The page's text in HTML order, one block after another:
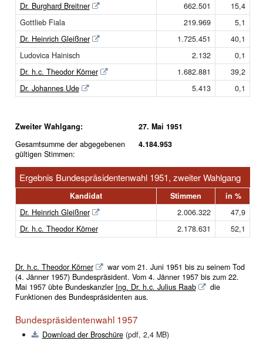
Dr. Burghard Breitner
662.501
15,4
Gottlieb Fiala
219.969
5,1
Dr. Heinrich Gleißner
1.725.451
40,1
Ludovica Hainisch
2.132
0,1
Dr. h.c. Theodor Körner
1.682.881
39,2
Dr. Johannes Ude
5.413 0,1
Zweiter Wahlgang:
Gesamtsumme der abgegebenen
gültigen Stimmen:
27. Mai 1951
4.184.953
Ergebnis Bundespräsidentenwahl 1951, zweiter Wahlgang
Kandidat Stimmen
in %
Dr. Heinrich Gleißner
2.006.322
47,9
Dr. h.c. Theodor Körner
2.178.631 52,1
Dr. h.c. Theodor Körner
war vom 21. Juni 1951 bis zu seinem Tod
(4. Jänner 1957) Bundespräsident. Vom 4. Jänner 1957 bis zum 22.
Mai 1957 übte Bundeskanzler Ing. Dr. h.c. Julius Raab
die
Funktionen des Bundespräsidenten aus.
Bundespräsidentenwahl 1957
Download der Broschüre(pdf, 2,4 MB)